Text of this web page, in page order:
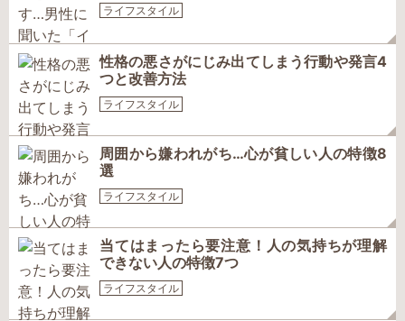
ライフスタイル
性格の悪さがにじみ出てしまう行動や発言4
つと改善方法
ライフスタイル
周囲から嫌われがち…心が貧しい人の特徴8
選
ライフスタイル
当てはまったら要注意！人の気持ちが理解
できない人の特徴7つ
ライフスタイル